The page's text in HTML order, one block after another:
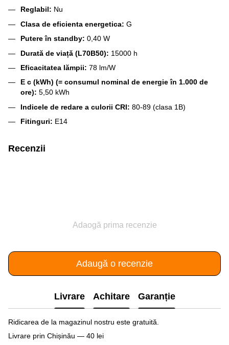
Reglabil: Nu
Clasa de eficienta energetica: G
Putere în standby: 0,40 W
Durată de viață (L70B50): 15000 h
Eficacitatea lămpii: 78 lm/W
E c (kWh) (= consumul nominal de energie în 1.000 de
ore): 5,50 kWh
Indicele de redare a culorii CRI: 80-89 (clasa 1B)
Fitinguri: E14
Recenzii
Adaogă prima recenzie
Adaugă o recenzie
Livrare Achitare Garanție
Ridicarea de la magazinul nostru este gratuită.
Livrare prin Chișinău — 40 lei